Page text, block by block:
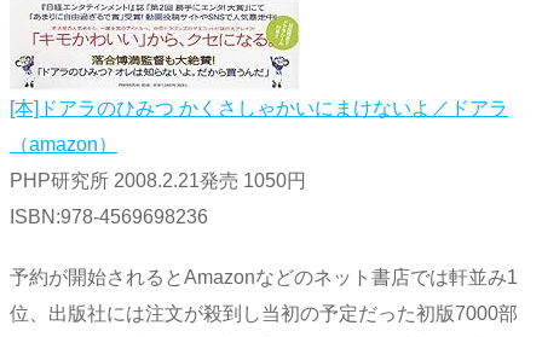
[本]ドアラのひみつ かくさしゃかいにまけないよ／ドアラ
（amazon）
PHP研究所 2008.2.21発売 1050円
ISBN:978-4569698236
予約が開始されるとAmazonなどのネット書店では軒並み1
位、出版社には注文が殺到し当初の予定だった初版7000部